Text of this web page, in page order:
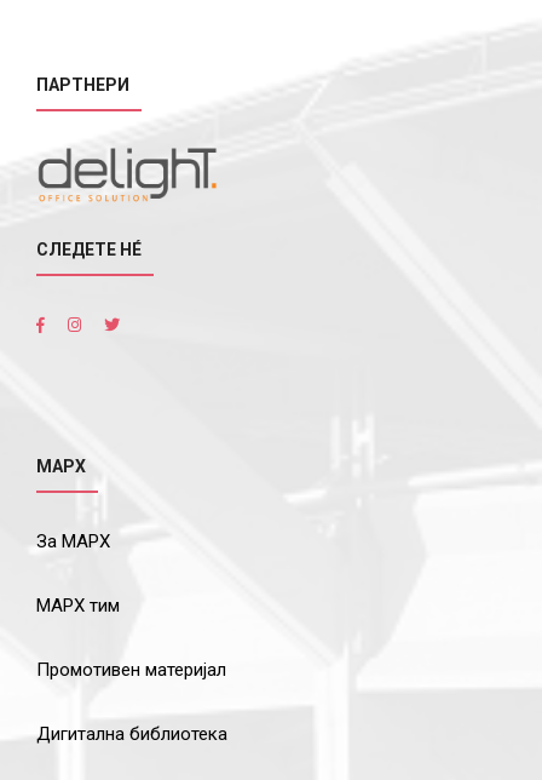
ПАРТНЕРИ
СЛЕДЕТЕ НÉ
МАРХ
За МАРХ
МАРХ тим
Промотивен материјал
Дигитална библиотека